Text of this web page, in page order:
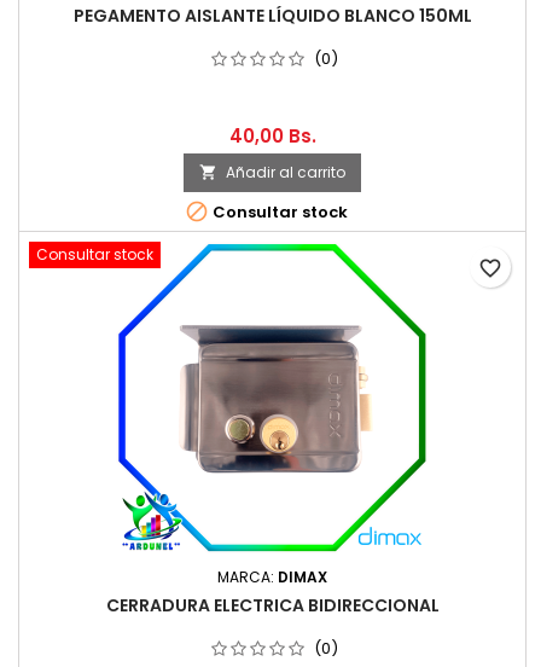
PEGAMENTO AISLANTE LÍQUIDO BLANCO 150ML
(0)
40,00 Bs.
 Añadir al carrito
 Consultar stock
Consultar stock
MARCA: DIMAX
CERRADURA ELECTRICA BIDIRECCIONAL
(0)
favorite_border